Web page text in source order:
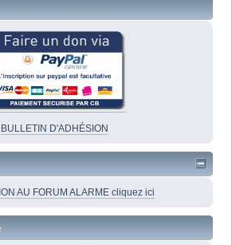
BULLETIN D'ADHÉSION
AU FORUM ALARME cliquez ici